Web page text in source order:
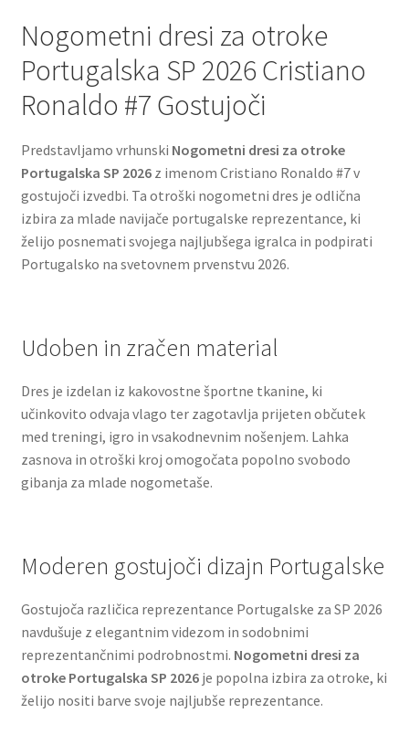
Nogometni dresi za otroke
Portugalska SP 2026 Cristiano
Ronaldo #7 Gostujoči
Predstavljamo vrhunski Nogometni dresi za otroke
Portugalska SP 2026z imenom Cristiano Ronaldo #7 v
gostujoči izvedbi. Ta otroški nogometni dres je odlična
izbira za mlade navijače portugalske reprezentance, ki
želijo posnemati svojega najljubšega igralca in podpirati
Portugalsko na svetovnem prvenstvu 2026.
Udoben in zračen material
Dres je izdelan iz kakovostne športne tkanine, ki
učinkovito odvaja vlago ter zagotavlja prijeten občutek
med treningi, igro in vsakodnevnim nošenjem. Lahka
zasnova in otroški kroj omogočata popolno svobodo
gibanja za mlade nogometaše.
Moderen gostujoči dizajn Portugalske
Gostujoča različica reprezentance Portugalske za SP 2026
navdušuje z elegantnim videzom in sodobnimi
reprezentančnimi podrobnostmi. Nogometni dresi za
otroke Portugalska SP 2026je popolna izbira za otroke, ki
želijo nositi barve svoje najljubše reprezentance.